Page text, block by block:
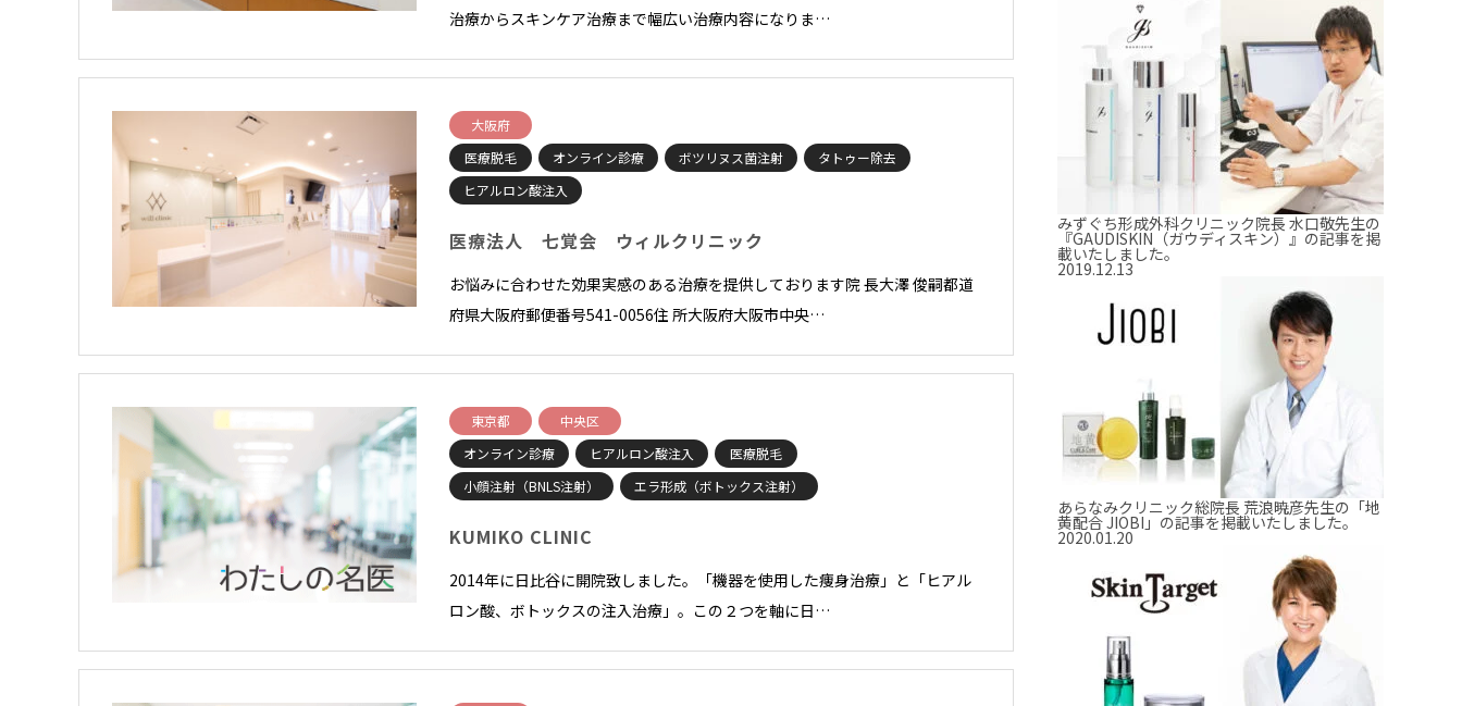
治療からスキンケア治療まで幅広い治療内容になりま…
大阪府
医療脱毛
オンライン診療 ボツリヌス菌注射
タトゥー除去
ヒアルロン酸注入
医療法人 七覚会 ウィルクリニック
お悩みに合わせた効果実感のある治療を提供しております院 長大澤 俊嗣都道
府県大阪府郵便番号541-0056住 所大阪府大阪市中央…
東京都
中央区
オンライン診療
ヒアルロン酸注入
医療脱毛
小顔注射（BNLS注射）
エラ形成（ボトックス注射）
KUMIKO CLINIC
2014年に日比谷に開院致しました。「機器を使用した痩身治療」と「ヒアル
ロン酸、ボトックスの注入治療」。この２つを軸に日…
みずぐち形成外科クリニック院長 水口敬先生の
『GAUDISKIN（ガウディスキン）』の記事を掲
載いたしました。
2019.12.13
あらなみクリニック総院長 荒浪暁彦先生の「地
黄配合 JIOBI」の記事を掲載いたしました。
2020.01.20